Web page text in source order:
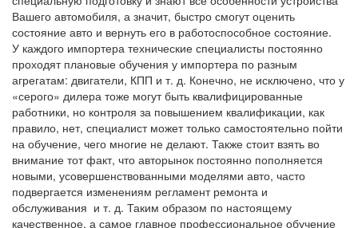
Вашего автомобиля, а значит, быстро смогут оценить
состояние авто и вернуть его в работоспособное состояние.
У каждого импортера технические специалисты постоянно
проходят плановые обучения у импортера по разным
агрегатам: двигатели, КПП и т. д. Конечно, не исключено, что у
«серого» дилера тоже могут быть квалифицированные
работники, но контроля за повышением квалификации, как
правило, нет, специалист может только самостоятельно пойти
на обучение, чего многие не делают. Также стоит взять во
внимание тот факт, что авторынок постоянно пополняется
новыми, усовершенствованными моделями авто, часто
подвергается изменениям регламент ремонта и
обслуживания и т. д. Таким образом по настоящему
качественное, а самое главное профессиональное обучение